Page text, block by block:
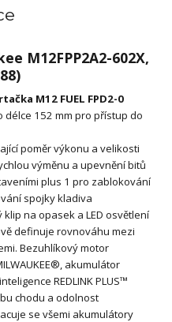
M12FPP2A2-602X,
M12 FUEL FPD2-0
délce 152 mm pro přístup do
poměr výkonu a velikosti
výměnu a upevnění bitů
plus 1 pro zablokování
spojky kladiva
na opasek a LED osvětlení
definuje rovnováhu mezi
Bezuhlíkový motor
akumulátor
REDLINK PLUS™
chodu a odolnost
se všemi akumulátory